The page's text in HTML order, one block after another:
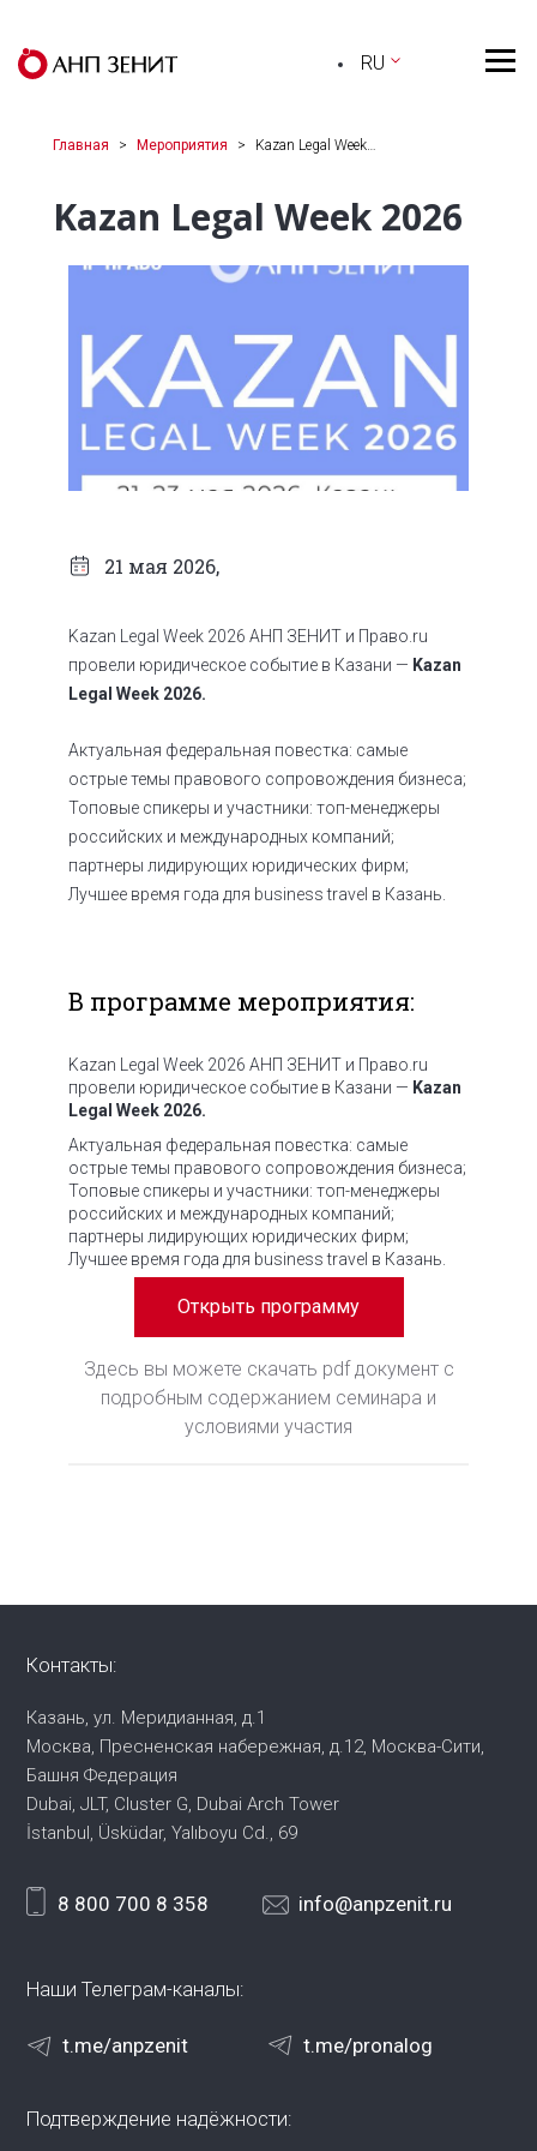
RU
Главная Мероприятия Kazan Legal Week…
Kazan Legal Week 2026
21 мая 2026,
Kazan Legal Week 2026 АНП ЗЕНИТ и Право.ru
провели юридическое событие в Казани — Kazan
Legal Week 2026.
Актуальная федеральная повестка: самые
острые темы правового сопровождения бизнеса;
Топовые спикеры и участники: топ-менеджеры
российских и международных компаний;
партнеры лидирующих юридических фирм;
Лучшее время года для business travel в Казань.
В программе мероприятия:
Kazan Legal Week 2026 АНП ЗЕНИТ и Право.ru
провели юридическое событие в Казани — Kazan
Legal Week 2026.
Актуальная федеральная повестка: самые
острые темы правового сопровождения бизнеса;
Топовые спикеры и участники: топ-менеджеры
российских и международных компаний;
партнеры лидирующих юридических фирм;
Лучшее время года для business travel в Казань.
Открыть программу
Здесь вы можете скачать pdf документ с
подробным содержанием семинара и
условиями участия
Контакты:
Казань, ул. Меридианная, д.1
Москва, Пресненская набережная, д.12, Москва-Сити,
Башня Федерация
Dubai, JLT, Cluster G, Dubai Arch Tower
İstanbul, Üsküdar, Yalıboyu Cd., 69
8 800 700 8 358 info@anpzenit.ru
Наши Телеграм-каналы:
t.me/anpzenit t.me/pronalog
Подтверждение надёжности: